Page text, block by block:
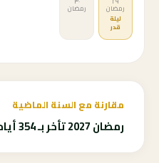
رمضان
ليلة
قدر
رمضان
مقارنة مع السنة الماضية
رمضان 2027 تأخر بـ 354 أيام عن رمضان 2026